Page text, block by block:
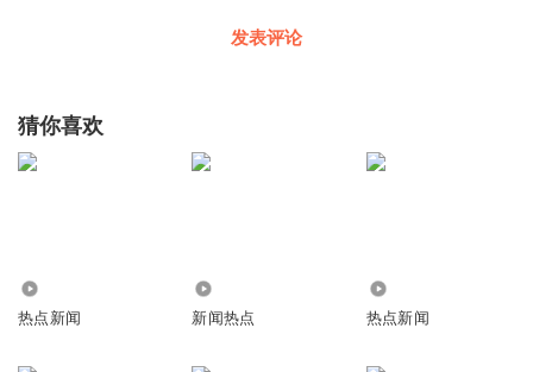
发表评论
猜你喜欢
热点新闻 新闻热点 热点新闻